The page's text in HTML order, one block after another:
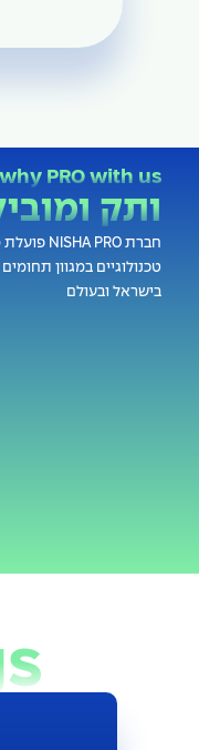
why PRO with us
ותק
טכנולוגיים במגוון
בישראל ובעולם